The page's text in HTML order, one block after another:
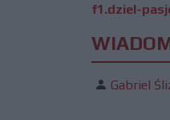
f1.dziel-
Gabriel